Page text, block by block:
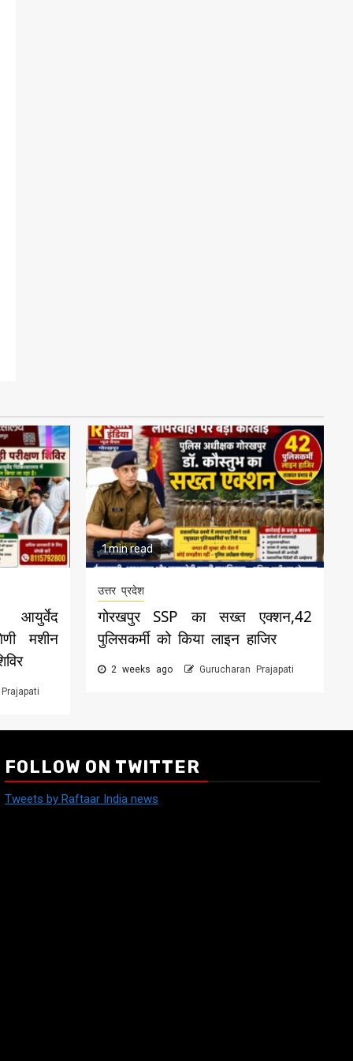
मशीन
1 min read
उत्तर प्रदेश
गोरखपुर SSP का सख्त एक्शन,42
पुलिसकर्मी को किया लाइन हाजिर
2 weeks ago Gurucharan Prajapati
FOLLOW ON TWITTER
Tweets by Raftaar India news